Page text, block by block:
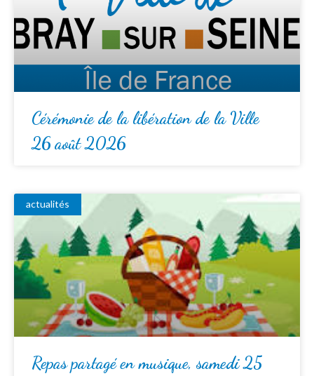
Cérémonie de la libération de la Ville
26 août 2026
actualités
Repas partagé en musique, samedi 25